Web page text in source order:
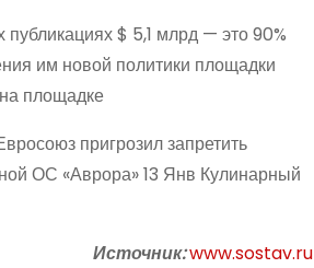
$ 5,1 млрд — это 90%
им новой политики площадки
площадке
пригрозил запретить
ОС «Аврора» 13 Янв Кулинарный
Источник:www.sostav.ru